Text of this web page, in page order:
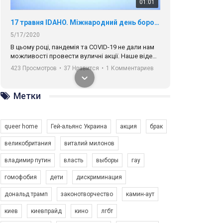
01:01
17 травня IDAHO. Міжнародний день боротьби з гомофобією трансфобією і біфобія.
5/17/2020
В цьому році, пандемія та COVІD-19 не дали нам
можливості провести вуличні акції. Наше відео-
звернення про те, що навіть коли ми у різних
містах та не можемо зустрінеться, ми разом. Ми
закликаємо всіх хто поділяє цінності рівності та
солідарності, приєднатися до нас. Регіональні
підрозділи ГАУ є в 16 областях України.
423 Просмотров • 37 Нравится • 1 Комментариев
Зупинимо насильство проти ЛГБТ в Україні! Stop violence against LGBT in Ukraine!
Емоційний та вражаючий промо-ролік на
Метки
queer home Гей-альянс Украина акция брак
великобритания виталий милонов
владимир путин власть выборы гау
гомофобия дети дискриминация
дональд трамп законотворчество камин-аут
киев киевпрайд кино лгбт